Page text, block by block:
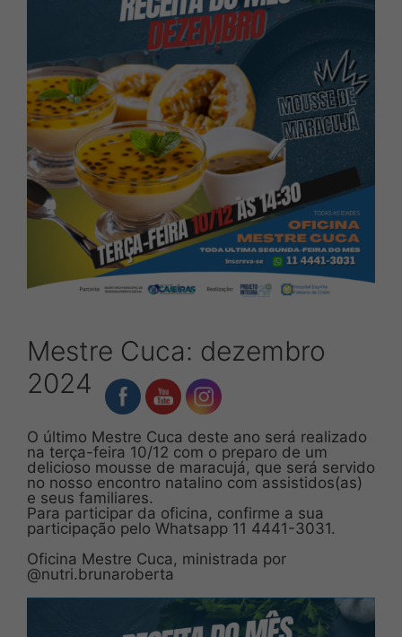
Mestre Cuca: dezembro
2024
O último Mestre Cuca deste ano será realizado
na terça-feira 10/12 com o preparo de um
delicioso mousse de maracujá, que será servido
no nosso encontro natalino com assistidos(as)
e seus familiares.
Para participar da oficina, confirme a sua
participação pelo Whatsapp 11 4441-3031.
Oficina Mestre Cuca, ministrada por
@‌nutri.brunaroberta